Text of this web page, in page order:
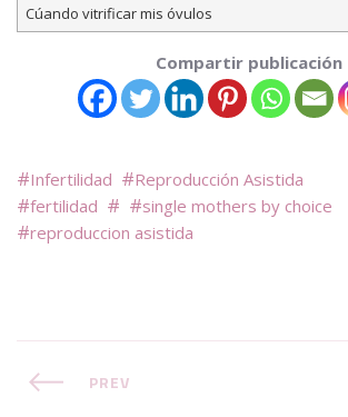
Cúando vitrificar mis óvulos
Compartir publicación
Infertilidad
Reproducción Asistida
fertilidad
single mothers by choice
reproduccion asistida
PREV